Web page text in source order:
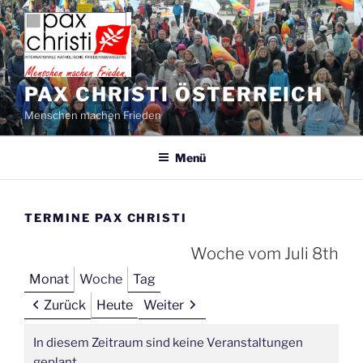
Zum
Inhalt
springen
PAX CHRISTI ÖSTERREICH
Menschen machen Frieden
Menü
TERMINE PAX CHRISTI
Woche vom Juli 8th
Monat Woche
Tag
Zurück
Heute Weiter
In diesem Zeitraum sind keine Veranstaltungen